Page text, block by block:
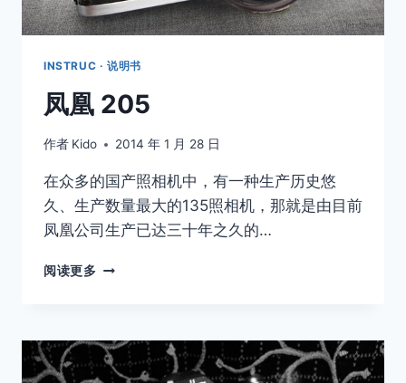
INSTRUC · 说明书
凤凰 205
作者 Kido 2014 年 1 月 28 日
在众多的国产照相机中，有一种生产历史悠
久、生产数量最大的135照相机，那就是由目前
凤凰公司生产已达三十年之久的…
阅读更多